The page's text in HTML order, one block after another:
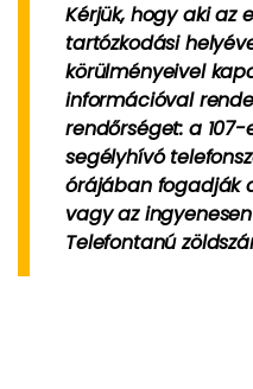
Kérjük, hogy aki az
tartózkodási
körülményeivel
információval
rendőrséget: a 107-
segélyhívó
órájában fogadják
vagy az
Telefontanú